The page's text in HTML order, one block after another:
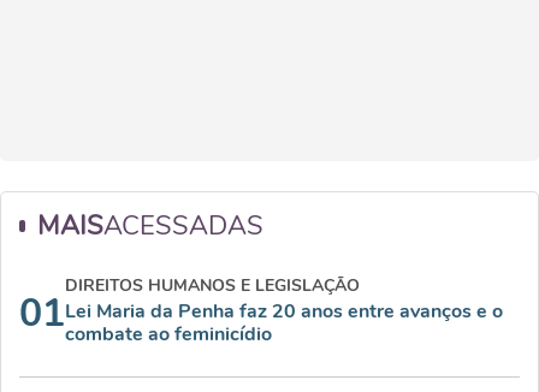
MAISACESSADAS
01
DIREITOS HUMANOS E LEGISLAÇÃO
Lei Maria da Penha faz 20 anos entre avanços e o
combate ao feminicídio